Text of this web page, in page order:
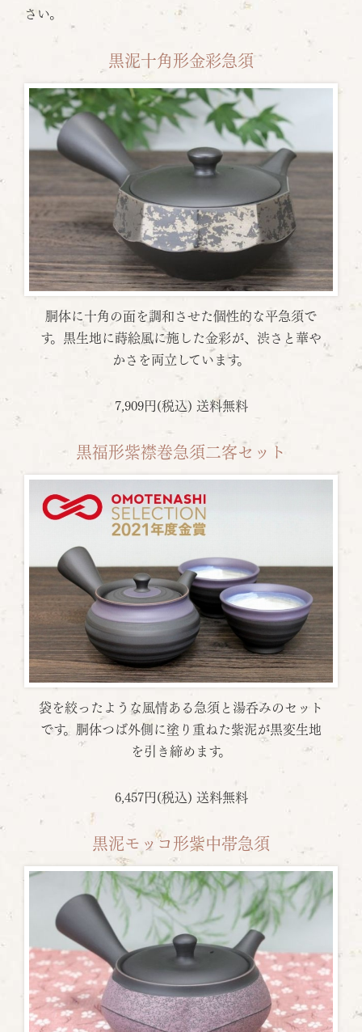
さい。
黒泥十角形金彩急須
胴体に十角の面を調和させた個性的な平急須で
す。黒生地に蒔絵風に施した金彩が、渋さと華や
かさを両立しています。
7,909円(税込) 送料無料
黒福形紫襟巻急須二客セット
袋を絞ったような風情ある急須と湯呑みのセット
です。胴体つば外側に塗り重ねた紫泥が黒変生地
を引き締めます。
6,457円(税込) 送料無料
黒泥モッコ形紫中帯急須